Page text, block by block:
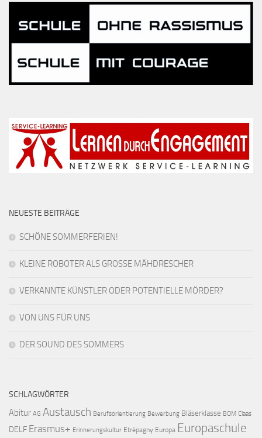
NEUESTE BEITRÄGE
SCHÖNE SOMMERFERIEN!
KLEINE ROBOTER ALS GROSSE MÄHDRESCHER
VERKANNTE KÜNSTLER ODER POTENTIELLE MÖRDER?
VON UNS FÜR UNS
DER SOUND DES SOMMERS
SCHLAGWÖRTER
Abitur AG Austausch Berufsorientierung Bewerbung Bläserklasse BOM Claas
DELF Erasmus+ Erinnerungskultur Etrépagny Europa Europaschule